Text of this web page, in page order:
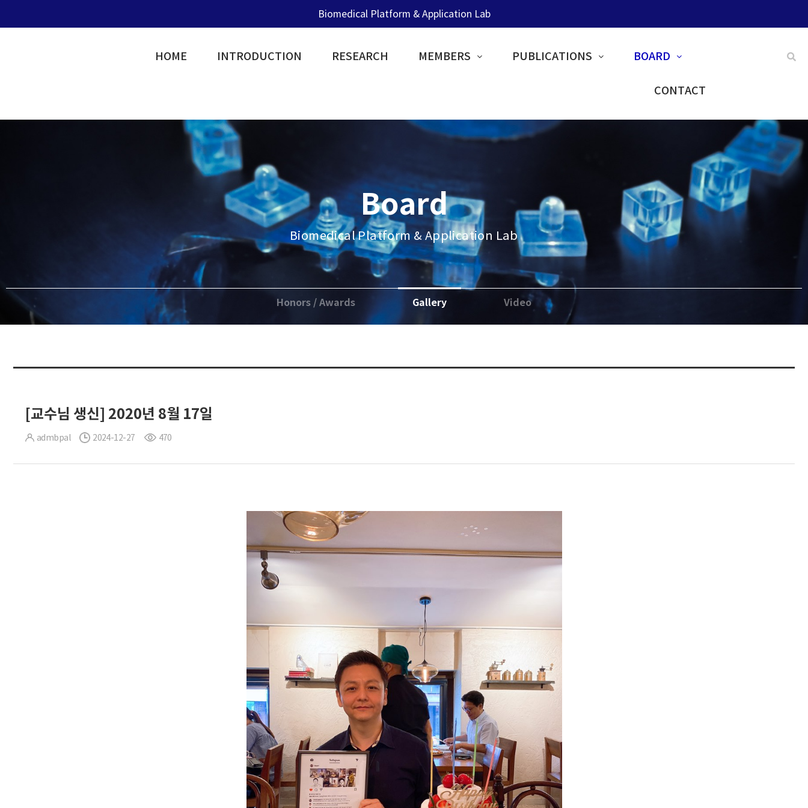
Biomedical Platform & Application Lab
HOME INTRODUCTION RESEARCH MEMBERS PUBLICATIONS BOARD
CONTACT
Board
Biomedical Platform & Application Lab
Honors / Awards Gallery Video
[교수님 생신] 2020년 8월 17일
admbpal 2024-12-27 470